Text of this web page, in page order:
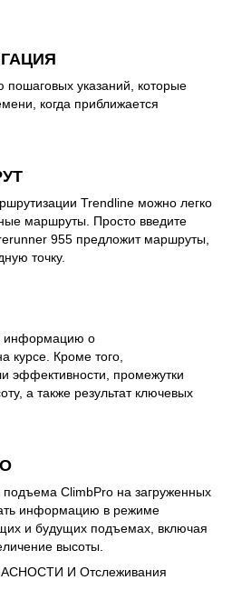
указаний, которые
когда приближается
Trendline можно легко
маршруты. Просто введите
955 предложит маршруты,
точку.
информацию о
курсе. Кроме того,
эффективности, промежутки
а также результат ключевых
ClimbPro на загруженных
информацию в режиме
и будущих подъемах, включая
высоты.